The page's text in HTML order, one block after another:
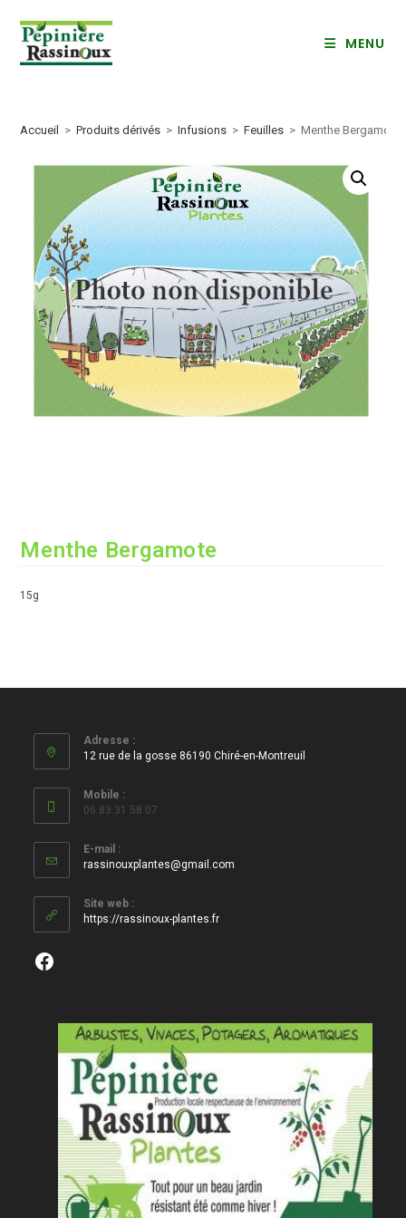
content
MENU
Accueil > Produits dérivés > Infusions > Feuilles > Menthe Bergamote
Menthe Bergamote
15g
Adresse :
12 rue de la gosse 86190 Chiré-en-Montreuil
Mobile :
06 83 31 58 07
E-mail :
rassinouxplantes@gmail.com
Site web :
https://rassinoux-plantes.fr
Facebook